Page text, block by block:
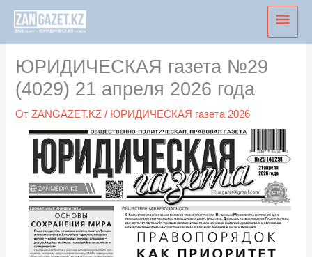
Перейти
содержимому
ЮРИДИЧЕСКАЯ газета №29
(4029) 21 апреля 2026 года
ОтZANGAZET.KZ/ ЮРИДИЧЕСКАЯ газета 2026